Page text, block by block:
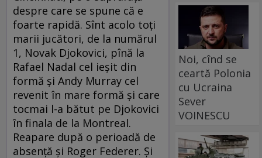
despre care se spune că e
foarte rapidă. Sînt acolo toţi
marii jucători, de la numărul
1, Novak Djokovici, pînă la
Rafael Nadal cel ieşit din
formă şi Andy Murray cel
revenit în mare formă şi care
tocmai l-a bătut pe Djokovici
în finala de la Montreal.
Reapare după o perioadă de
absenţă şi Roger Federer. Şi
Noi, cînd se
ceartă Polonia
cu Ucraina
Sever
VOINESCU